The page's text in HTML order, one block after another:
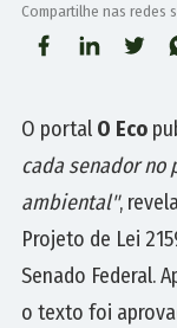
Compartilhe nas redes
O portal O Eco
cada senador
ambiental",
Projeto de Lei
Senado Federal.
o texto foi